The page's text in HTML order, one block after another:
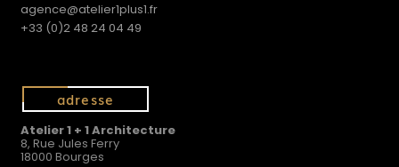
agence@atelier1plus1.fr
+33 (0)2 48 24 04 49
adresse
Atelier 1 + 1 Architecture
8, Rue Jules Ferry
18000 Bourges